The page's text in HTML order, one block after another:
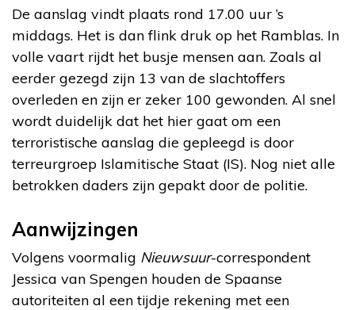
De aanslag vindt plaats rond 17.00 uur ’s
middags. Het is dan flink druk op het Ramblas. In
volle vaart rijdt het busje mensen aan. Zoals al
eerder gezegd zijn 13 van de slachtoffers
overleden en zijn er zeker 100 gewonden. Al snel
wordt duidelijk dat het hier gaat om een
terroristische aanslag die gepleegd is door
terreurgroep Islamitische Staat (IS). Nog niet alle
betrokken daders zijn gepakt door de politie.
Aanwijzingen
Volgens voormalig Nieuwsuur-correspondent
Jessica van Spengen houden de Spaanse
autoriteiten al een tijdje rekening met een